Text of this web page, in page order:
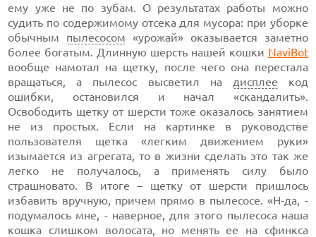
ему уже не по зубам. О результатах работы можно
судить по содержимому отсека для мусора: при уборке
обычным пылесосом «урожай» оказывается заметно
более богатым. Длинную шерсть нашей кошки NaviBot
вообще намотал на щетку, после чего она перестала
вращаться, а пылесос высветил на дисплее код
ошибки, остановился и начал «скандалить».
Освободить щетку от шерсти тоже оказалось занятием
не из простых. Если на картинке в руководстве
пользователя щетка «легким движением руки»
изымается из агрегата, то в жизни сделать это так же
легко не получалось, а применять силу было
страшновато. В итоге – щетку от шерсти пришлось
избавить вручную, причем прямо в пылесосе. «Н-да, -
подумалось мне, - наверное, для этого пылесоса наша
кошка слишком волосата, но менять ее на сфинкса